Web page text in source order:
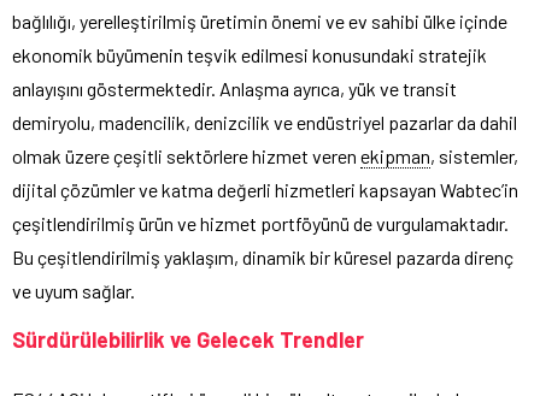
bağlılığı, yerelleştirilmiş üretimin önemi ve ev sahibi ülke içinde
ekonomik büyümenin teşvik edilmesi konusundaki stratejik
anlayışını göstermektedir. Anlaşma ayrıca, yük ve transit
demiryolu, madencilik, denizcilik ve endüstriyel pazarlar da dahil
olmak üzere çeşitli sektörlere hizmet veren ekipman, sistemler,
dijital çözümler ve katma değerli hizmetleri kapsayan Wabtec’in
çeşitlendirilmiş ürün ve hizmet portföyünü de vurgulamaktadır.
Bu çeşitlendirilmiş yaklaşım, dinamik bir küresel pazarda direnç
ve uyum sağlar.
Sürdürülebilirlik ve Gelecek Trendler